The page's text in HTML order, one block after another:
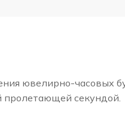
ювелирно-часовых
пролетающей секундой.